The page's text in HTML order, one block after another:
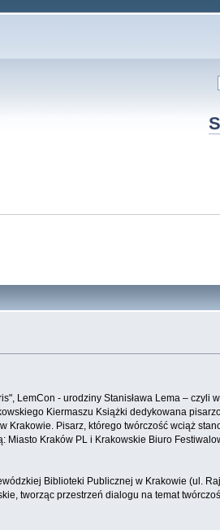
LemCon - urodziny Stanisława Lema – czyli
Kiermaszu Książki dedykowana
Pisarz, którego twórczość wciąż
Kraków PL i Krakowskie Biuro
Biblioteki Publicznej w Krakowie (ul.
tworząc przestrzeń dialogu na temat